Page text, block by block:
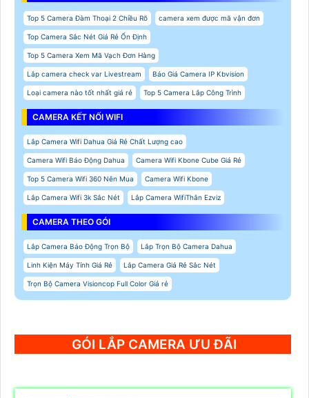
Top 5 Camera Đàm Thoại 2 Chiều Rõ camera xem được mã vận đơn
Top Camera Sắc Nét Giá Rẻ Ổn Định
Top 5 Camera Xem Mã Vạch Đơn Hàng
Lắp camera check var Livestream Báo Giá Camera IP Kbvision
Loại camera nào tốt nhất giá rẻ Top 5 Camera Lắp Công Trình
CAMERA KẾT NỐI WIFI
Lắp Camera Wifi Dahua Giá Rẻ Chất Lượng cao
Camera Wifi Báo Động Dahua Camera Wifi Kbone Cube Giá Rẻ
Top 5 Camera Wifi 360 Nên Mua Camera Wifi Kbone
Lắp Camera Wifi 3k Sắc Nét Lắp Camera WifiThân Ezviz
CAMERA THEO GÓI
Lắp Camera Báo Động Trọn Bộ Lắp Trọn Bộ Camera Dahua
Linh Kiện Máy Tính Giá Rẻ Lắp Camera Giá Rẻ Sắc Nét
Trọn Bộ Camera Visioncop Full Color Giá rẻ
GÓI LẮP CAMERA ƯU ĐÃI